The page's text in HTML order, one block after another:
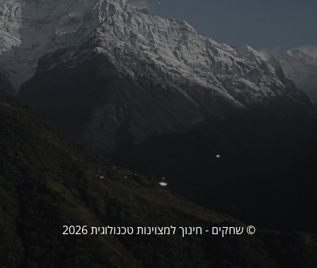
© שחקים - חינוך למצוינות טכנולוגית 2026